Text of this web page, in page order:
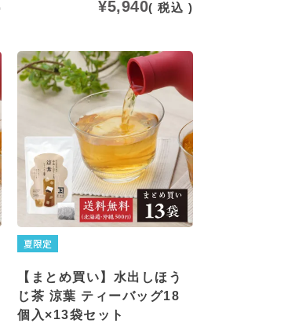
¥5,940 税込
夏限定
【まとめ買い】水出しほう
じ茶 涼葉 ティーバッグ18
個入×13袋セット